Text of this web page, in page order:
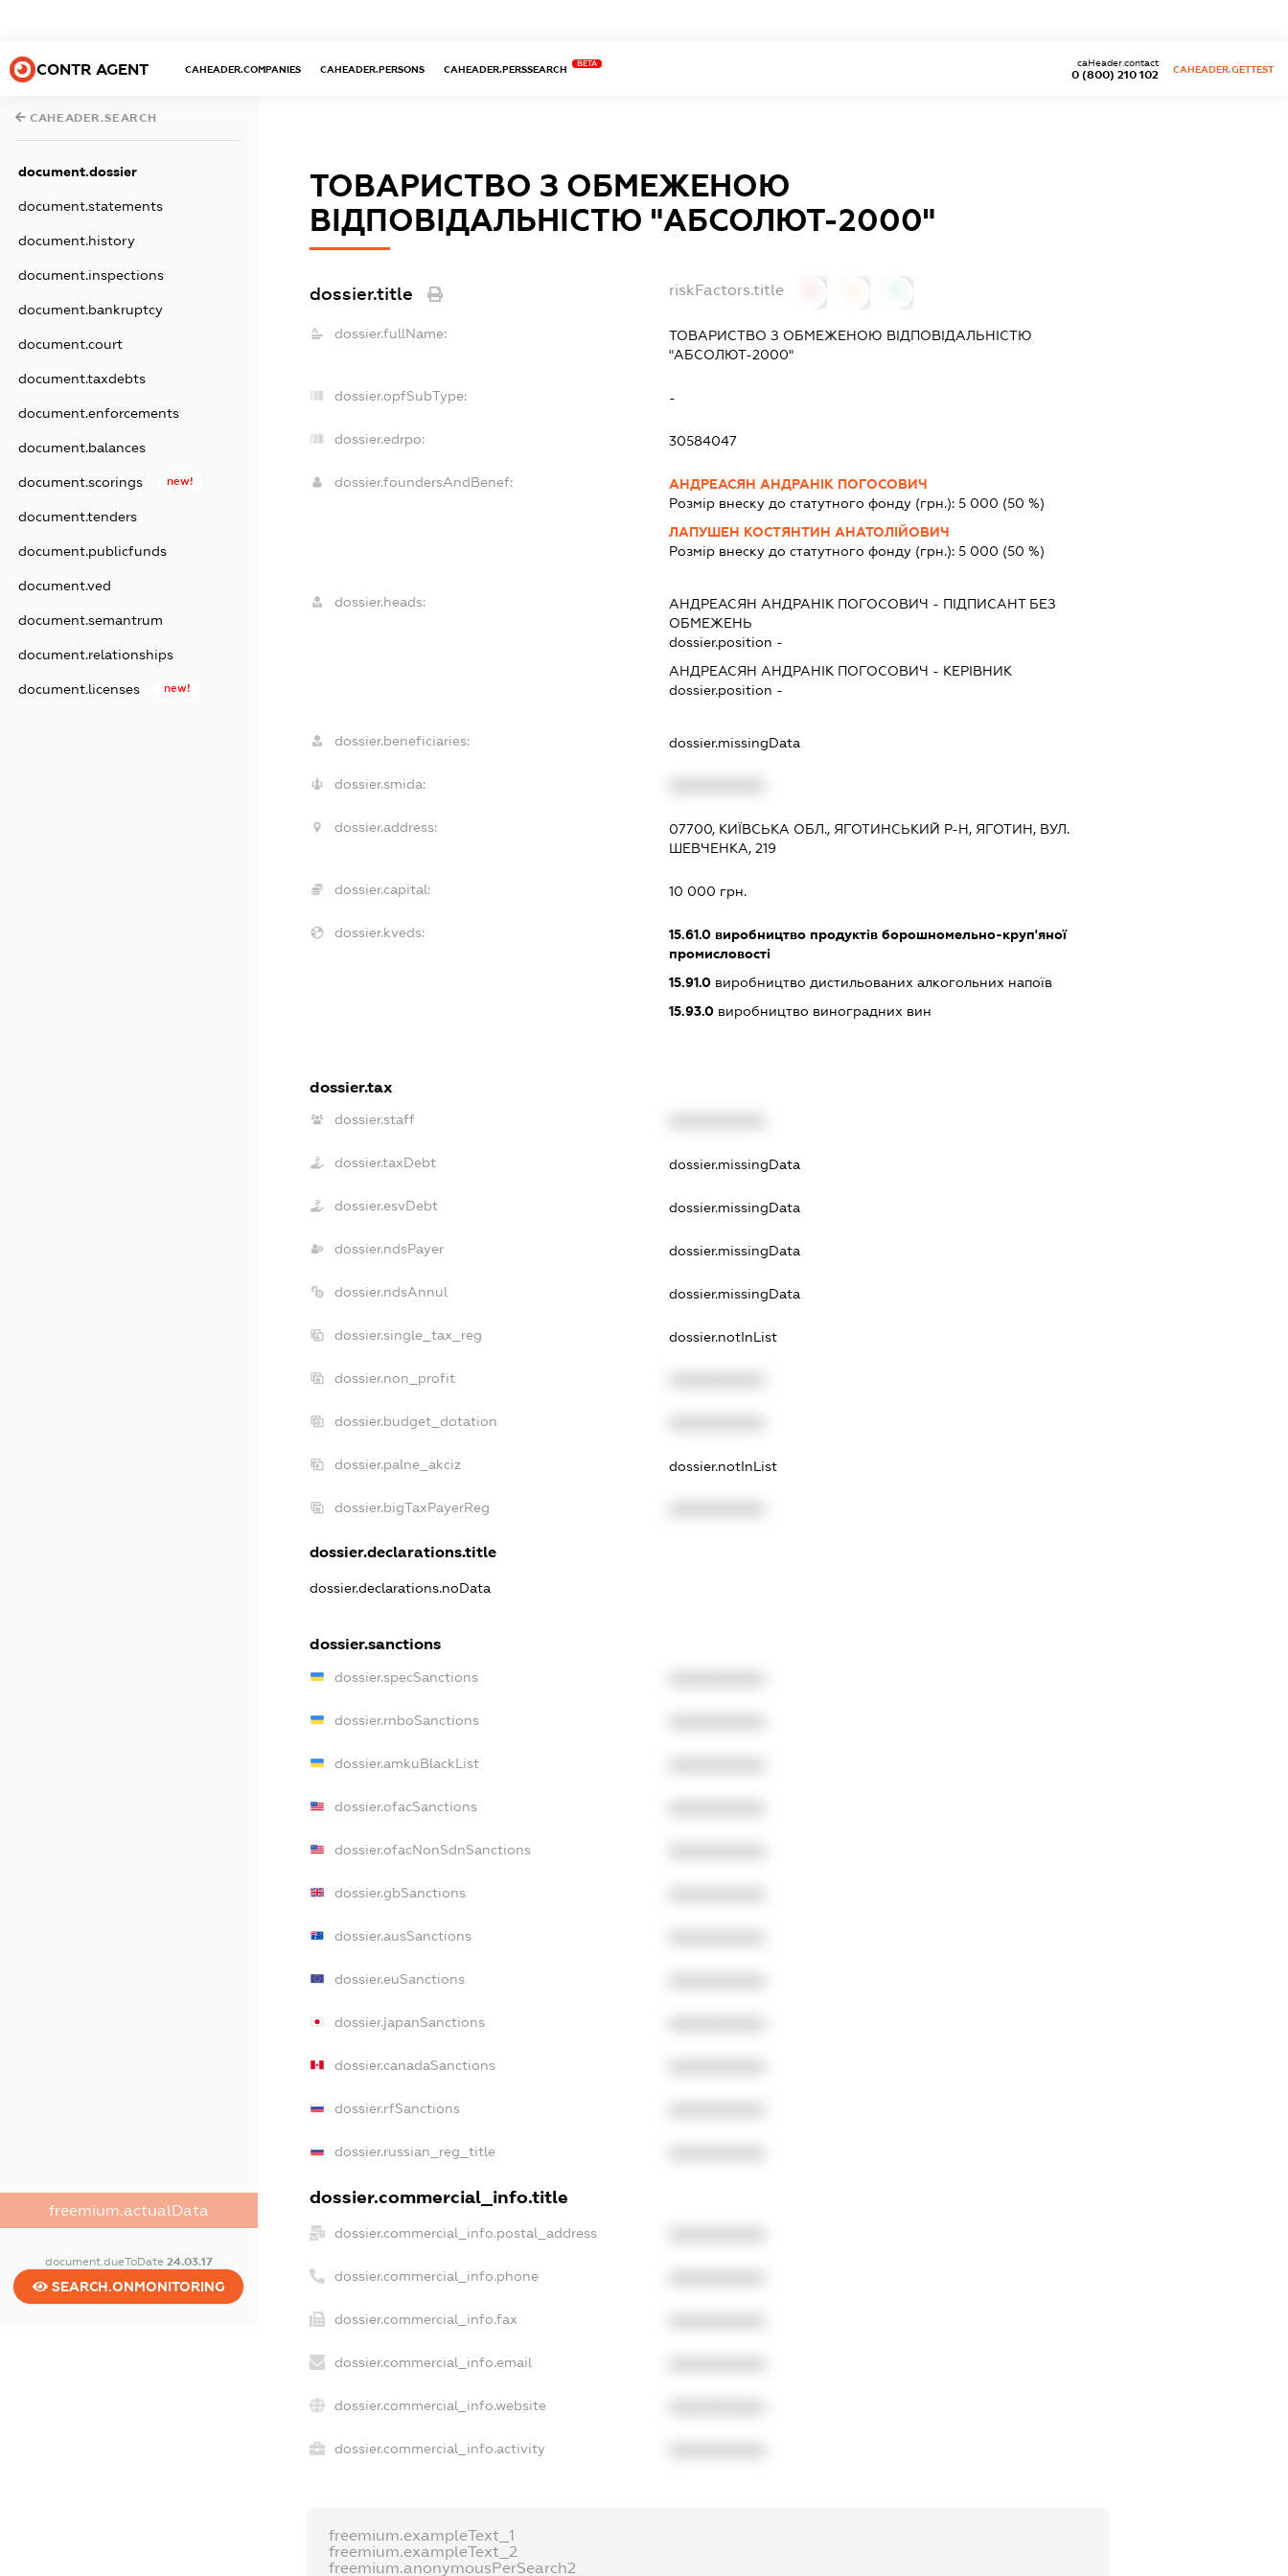
CONTR AGENT CAHEADER.COMPANIES CAHEADER.PERSONS CAHEADER.PERSSEARCH
BETA
0 (800) 210 102
caHeader.contact
CAHEADER.GETTEST
CAHEADER.SEARCH
document.dossier
document.statements
document.history
document.inspections
document.bankruptcy
document.court
document.taxdebts
document.enforcements
document.balances
document.scorings new!
document.tenders
document.publicfunds
document.ved
document.semantrum
document.relationships
document.licenses new!
freemium.actualData
document.dueToDate 24.03.17
SEARCH.ONMONITORING
ТОВАРИСТВО З ОБМЕЖЕНОЮ
ВІДПОВІДАЛЬНІСТЮ "АБСОЛЮТ-2000"
dossier.title riskFactors.title
dossier.fullName:
ТОВАРИСТВО З ОБМЕЖЕНОЮ ВІДПОВІДАЛЬНІСТЮ
"АБСОЛЮТ-2000"
dossier.opfSubType: -
dossier.edrpo: 30584047
dossier.foundersAndBenef:
АНДРЕАСЯН АНДРАНІК ПОГОСОВИЧ
Розмір внеску до статутного фонду (грн.): 5 000 (50 %)
ЛАПУШЕН КОСТЯНТИН АНАТОЛІЙОВИЧ
Розмір внеску до статутного фонду (грн.): 5 000 (50 %)
dossier.heads: АНДРЕАСЯН АНДРАНІК ПОГОСОВИЧ - ПІДПИСАНТБЕЗ
ОБМЕЖЕНЬ
dossier.position -
АНДРЕАСЯН АНДРАНІК ПОГОСОВИЧ - КЕРІВНИК
dossier.position -
dossier.beneficiaries: dossier.missingData
dossier.smida:
dossier.address:
07700, КИЇВСЬКА ОБЛ., ЯГОТИНСЬКИЙ Р-Н, ЯГОТИН, ВУЛ.
ШЕВЧЕНКА, 219
dossier.capital: 10 000 грн.
dossier.kveds: 15.61.0виробництво продуктів борошномельно-круп'яної
промисловості
15.91.0виробництво дистильованих алкогольних напоїв
15.93.0виробництво виноградних вин
dossier.tax
dossier.staff
dossier.taxDebt dossier.missingData
dossier.esvDebt dossier.missingData
dossier.ndsPayer dossier.missingData
dossier.ndsAnnul dossier.missingData
dossier.single_tax_reg dossier.notInList
dossier.non_profit
dossier.budget_dotation
dossier.palne_akciz dossier.notInList
dossier.bigTaxPayerReg
dossier.declarations.title
dossier.declarations.noData
dossier.sanctions
dossier.specSanctions
dossier.rnboSanctions
dossier.amkuBlackList
dossier.ofacSanctions
dossier.ofacNonSdnSanctions
dossier.gbSanctions
dossier.ausSanctions
dossier.euSanctions
dossier.japanSanctions
dossier.canadaSanctions
dossier.rfSanctions
dossier.russian_reg_title
dossier.commercial_info.title
dossier.commercial_info.postal_address
dossier.commercial_info.phone
dossier.commercial_info.fax
dossier.commercial_info.email
dossier.commercial_info.website
dossier.commercial_info.activity
freemium.exampleText_1
freemium.exampleText_2
freemium.anonymousPerSearch2